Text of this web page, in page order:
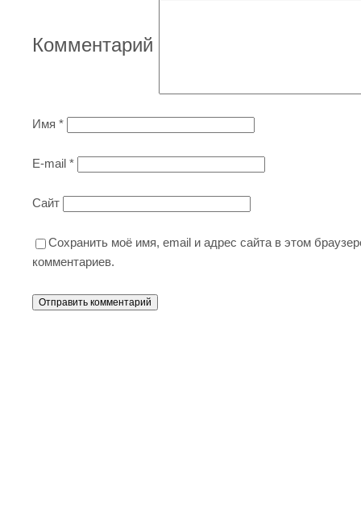
Комментарий
Имя *
E-mail *
Сайт
Сохранить моё имя, email и адрес сайта в этом
комментариев.